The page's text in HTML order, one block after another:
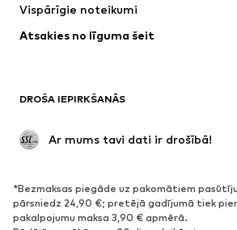
Apakšveļa
Mēteļi
Svinības
Ekskluzīvi
APAVI
Jaunumi Šobrīd
Vispārīgie noteikumi
Atsakies no līguma šeit
DROŠA IEPIRKŠANĀS
Ar mums tavi dati ir drošībā!
*Bezmaksas piegāde uz pakomātiem
pārsniedz 24,90 €; pretējā gadījumā tiek
pakalpojumu maksa 3,90 € apmērā.